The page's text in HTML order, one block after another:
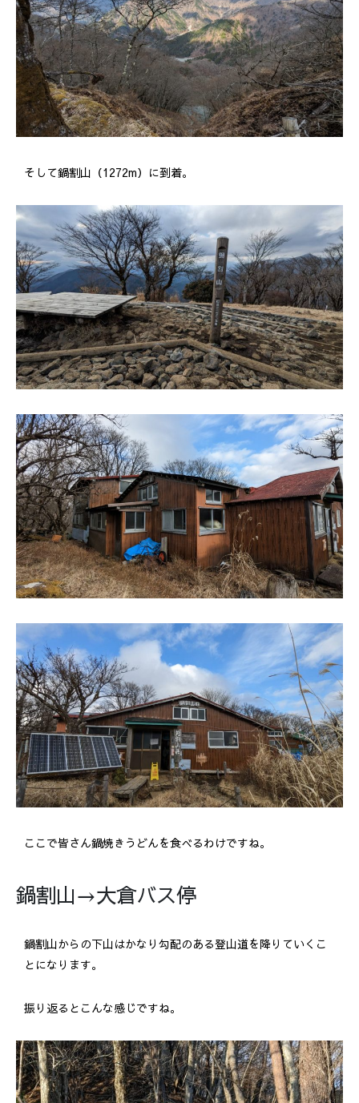
そして鍋割山（1272m）に到着。
ここで皆さん鍋焼きうどんを食べるわけですね。
鍋割山→大倉バス停
鍋割山からの下山はかなり勾配のある登山道を降りていくこ
とになります。
振り返るとこんな感じですね。